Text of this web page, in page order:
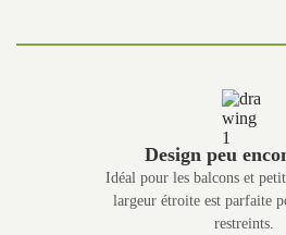
Design peu
Idéal pour les balcons et
largeur étroite est parfaite
restreints.